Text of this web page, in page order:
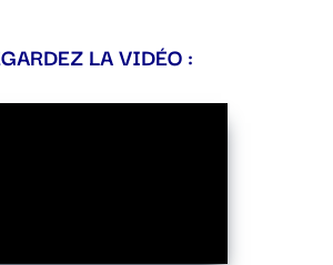
LA VIDÉO :